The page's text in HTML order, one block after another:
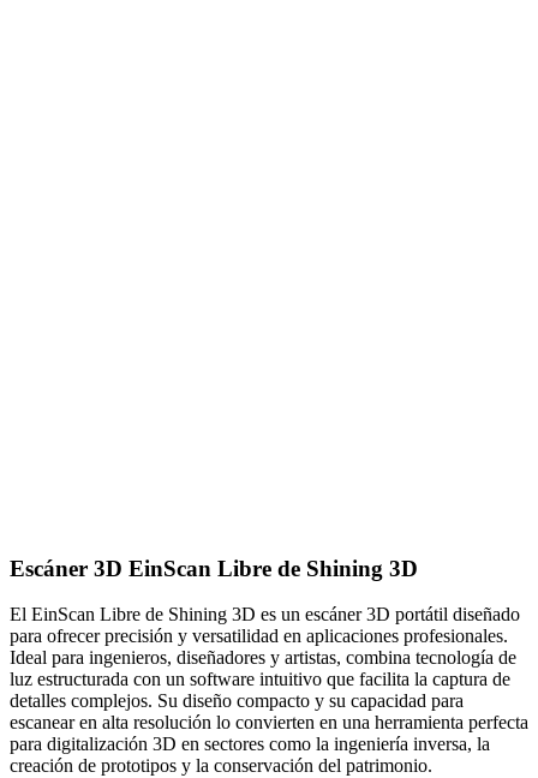
Escáner 3D EinScan Libre de Shining 3D
El EinScan Libre de Shining 3D es un escáner 3D portátil diseñado
para ofrecer precisión y versatilidad en aplicaciones profesionales.
Ideal para ingenieros, diseñadores y artistas, combina tecnología de
luz estructurada con un software intuitivo que facilita la captura de
detalles complejos. Su diseño compacto y su capacidad para
escanear en alta resolución lo convierten en una herramienta perfecta
para digitalización 3D en sectores como la ingeniería inversa, la
creación de prototipos y la conservación del patrimonio.